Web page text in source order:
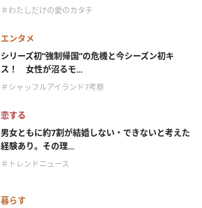
＃わたしだけの愛のカタチ
エンタメ
シリーズ初“強制帰国”の危機と今シーズン初キ
ス！ 女性が沼るモ...
＃シャッフルアイランド7考察
恋する
男女ともに約7割が結婚しない・できないと考えた
経験あり。その理...
＃トレンドニュース
暮らす